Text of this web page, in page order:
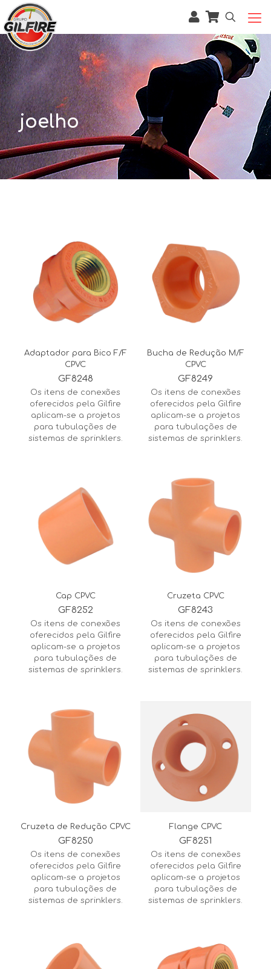
joelho
Adaptador para Bico F/F
CPVC
GF8248
Os itens de conexões
oferecidos pela Gilfire
aplicam-se a projetos
para tubulações de
sistemas de sprinklers.
Bucha de Redução M/F
CPVC
GF8249
Os itens de conexões
oferecidos pela Gilfire
aplicam-se a projetos
para tubulações de
sistemas de sprinklers.
Cap CPVC
GF8252
Os itens de conexões
oferecidos pela Gilfire
aplicam-se a projetos
para tubulações de
sistemas de sprinklers.
Cruzeta CPVC
GF8243
Os itens de conexões
oferecidos pela Gilfire
aplicam-se a projetos
para tubulações de
sistemas de sprinklers.
Cruzeta de Redução CPVC
GF8250
Os itens de conexões
oferecidos pela Gilfire
aplicam-se a projetos
para tubulações de
sistemas de sprinklers.
Flange CPVC
GF8251
Os itens de conexões
oferecidos pela Gilfire
aplicam-se a projetos
para tubulações de
sistemas de sprinklers.